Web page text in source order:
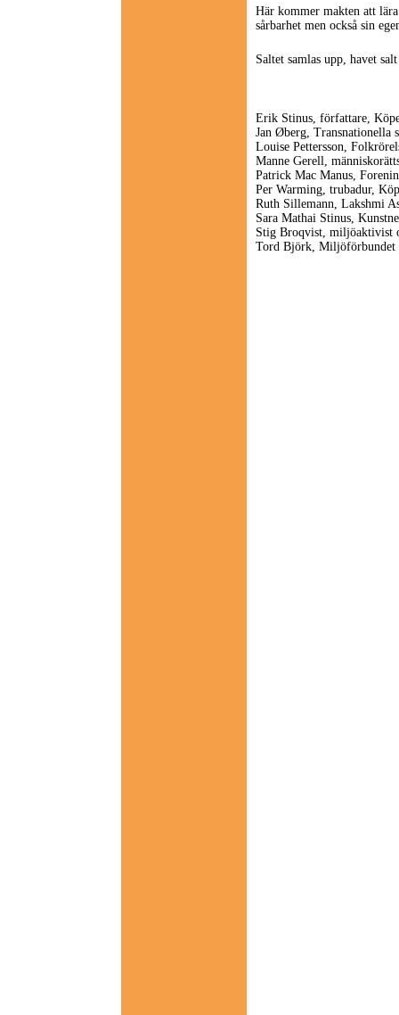
Här kommer makten att
sårbarhet men också sin
Saltet samlas upp, havet
Erik Stinus, författare,
Jan Øberg, Transnationella
Louise Pettersson,
Manne Gerell,
Patrick Mac Manus,
Per Warming, trubadur,
Ruth Sillemann, Lakshmi
Sara Mathai Stinus,
Stig Broqvist, miljöaktivist
Tord Björk, Miljöförbundet